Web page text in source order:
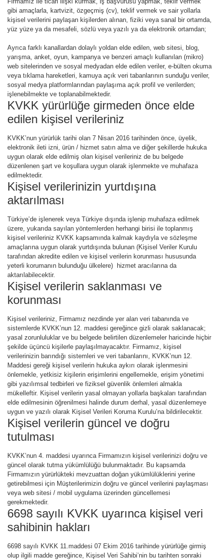
gibi amaçlarla, kartvizit, özgeçmiş (cv), teklif vermek ve sair yollarla
kişisel verilerini paylaşan kişilerden alınan, fiziki veya sanal bir ortamda,
yüz yüze ya da mesafeli, sözlü veya yazılı ya da elektronik ortamdan;
Ayrıca farklı kanallardan dolaylı yoldan elde edilen, web sitesi, blog,
yarışma, anket, oyun, kampanya ve benzeri amaçlı kullanılan (mikro)
web sitelerinden ve sosyal medyadan elde edilen veriler, e-bülten okuma
veya tıklama hareketleri, kamuya açık veri tabanlarının sunduğu veriler,
sosyal medya platformlarından paylaşıma açık profil ve verilerden;
işlenebilmekte ve toplanabilmektedir.
KVKK yürürlüğe girmeden önce elde
edilen kişisel verileriniz
KVKK’nun yürürlük tarihi olan 7 Nisan 2016 tarihinden önce, üyelik,
elektronik ileti izni, ürün / hizmet satın alma ve diğer şekillerde hukuka
uygun olarak elde edilmiş olan kişisel verileriniz de bu belgede
düzenlenen şart ve koşullara uygun olarak işlenmekte ve muhafaza
edilmektedir.
Kişisel verilerinizin yurtdışına
aktarılması
Türkiye’de işlenerek veya Türkiye dışında işlenip muhafaza edilmek
üzere, yukarıda sayılan yöntemlerden herhangi birisi ile toplanmış
kişisel verileriniz KVKK kapsamında kalmak kaydıyla ve sözleşme
amaçlarına uygun olarak yurtdışında bulunan (Kişisel Veriler Kurulu
tarafından akredite edilen ve kişisel verilerin korunması hususunda
yeterli korumanın bulunduğu ülkelere) hizmet aracılarına da
aktarılabilecektir.
Kişisel verilerin saklanması ve
korunması
Kişisel verileriniz, Firmamız nezdinde yer alan veri tabanında ve
sistemlerde KVKK’nun 12. maddesi gereğince gizli olarak saklanacak;
yasal zorunluluklar ve bu belgede belirtilen düzenlemeler haricinde hiçbir
şekilde üçüncü kişilerle paylaşılmayacaktır. Firmamız, kişisel
verilerinizin barındığı sistemleri ve veri tabanlarını, KVKK’nun 12.
Maddesi gereği kişisel verilerin hukuka aykırı olarak işlenmesini
önlemekle, yetkisiz kişilerin erişimlerini engellemekle, erişim yönetimi
gibi yazılımsal tedbirleri ve fiziksel güvenlik önlemleri almakla
mükelleftir. Kişisel verilerin yasal olmayan yollarla başkaları tarafından
elde edilmesinin öğrenilmesi halinde durum derhal, yasal düzenlemeye
uygun ve yazılı olarak Kişisel Verileri Koruma Kurulu’na bildirilecektir.
Kişisel verilerin güncel ve doğru
tutulması
KVKK’nun 4. maddesi uyarınca Firmamızın kişisel verilerinizi doğru ve
güncel olarak tutma yükümlülüğü bulunmaktadır. Bu kapsamda
Firmamızın yürürlükteki mevzuattan doğan yükümlülüklerini yerine
getirebilmesi için Müşterilerimizin doğru ve güncel verilerini paylaşması
veya web sitesi / mobil uygulama üzerinden güncellemesi
gerekmektedir.
6698 sayılı KVKK uyarınca kişisel veri
sahibinin hakları
6698 sayılı KVKK 11.maddesi 07 Ekim 2016 tarihinde yürürlüğe girmiş
olup ilgili madde gereğince, Kişisel Veri Sahibi’nin bu tarihten sonraki